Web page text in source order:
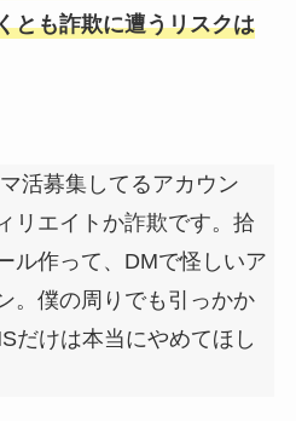
とも詐欺に遭うリスクは
活募集してるアカウン
リエイトか詐欺です。拾
ル作って、DMで怪しいア
。僕の周りでも引っかか
だけは本当にやめてほし